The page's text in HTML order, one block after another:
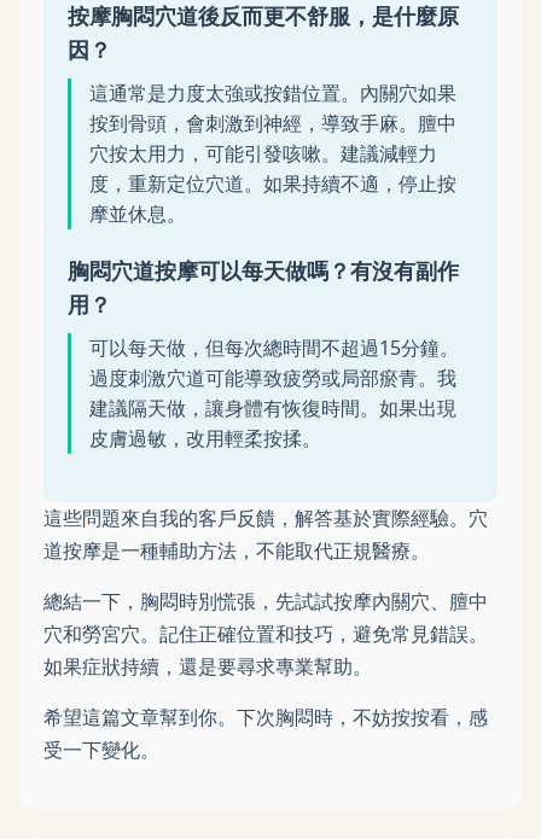
按摩胸悶穴道後反而更不舒服，是什麼原
因？
這通常是力度太強或按錯位置。內關穴如果
按到骨頭，會刺激到神經，導致手麻。膻中
穴按太用力，可能引發咳嗽。建議減輕力
度，重新定位穴道。如果持續不適，停止按
摩並休息。
胸悶穴道按摩可以每天做嗎？有沒有副作
用？
可以每天做，但每次總時間不超過15分鐘。
過度刺激穴道可能導致疲勞或局部瘀青。我
建議隔天做，讓身體有恢復時間。如果出現
皮膚過敏，改用輕柔按揉。
這些問題來自我的客戶反饋，解答基於實際經驗。穴
道按摩是一種輔助方法，不能取代正規醫療。
總結一下，胸悶時別慌張，先試試按摩內關穴、膻中
穴和勞宮穴。記住正確位置和技巧，避免常見錯誤。
如果症狀持續，還是要尋求專業幫助。
希望這篇文章幫到你。下次胸悶時，不妨按按看，感
受一下變化。